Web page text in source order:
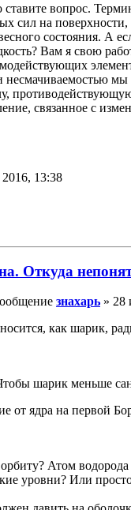
вопрос.
сил на
состояния. А
Вам я свою
связанное с
2016, 13:38
Откуда
знахарь » 28
как шарик,
шарик меньше
от ядра на первой
Атом
уровни? Или